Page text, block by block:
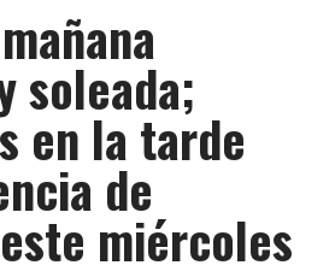
soleada;
en la tarde
de
miércoles